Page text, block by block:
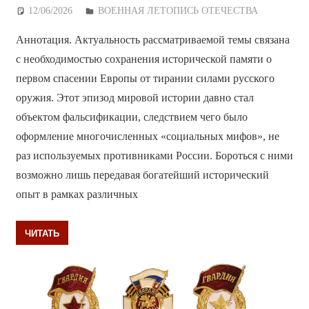
12/06/2026 Дежурный по Редакции
ВОЕННАЯ ЛЕТОПИСЬ ОТЕЧЕСТВА
Аннотация. Актуальность рассматриваемой темы связана
с необходимостью сохранения исторической памяти о
первом спасении Европы от тирании силами русского
оружия. Этот эпизод мировой истории давно стал
объектом фальсификации, следствием чего было
оформление многочисленных «социальных мифов», не
раз используемых противниками России. Бороться с ними
возможно лишь передавая богатейший исторический
опыт в рамках различных
ЧИТАТЬ